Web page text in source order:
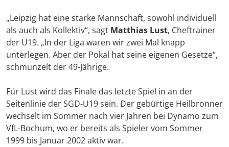
„Leipzig hat eine starke Mannschaft, sowohl individuell
als auch als Kollektiv“, sagt Matthias Lust, Cheftrainer
der U19. „In der Liga waren wir zwei Mal knapp
unterlegen. Aber der Pokal hat seine eigenen Gesetze“,
schmunzelt der 49-Jährige.
Für Lust wird das Finale das letzte Spiel in an der
Seitenlinie der SGD-U19 sein. Der gebürtige Heilbronner
wechselt im Sommer nach vier Jahren bei Dynamo zum
VfL-Bochum, wo er bereits als Spieler vom Sommer
1999 bis Januar 2002 aktiv war.